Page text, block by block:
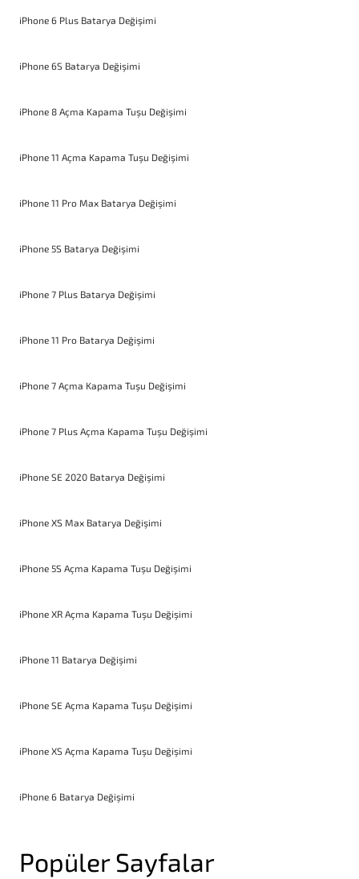
iPhone 6 Plus Batarya Değişimi
iPhone 6S Batarya Değişimi
iPhone 8 Açma Kapama Tuşu Değişimi
iPhone 11 Açma Kapama Tuşu Değişimi
iPhone 11 Pro Max Batarya Değişimi
iPhone 5S Batarya Değişimi
iPhone 7 Plus Batarya Değişimi
iPhone 11 Pro Batarya Değişimi
iPhone 7 Açma Kapama Tuşu Değişimi
iPhone 7 Plus Açma Kapama Tuşu Değişimi
iPhone SE 2020 Batarya Değişimi
iPhone XS Max Batarya Değişimi
iPhone 5S Açma Kapama Tuşu Değişimi
iPhone XR Açma Kapama Tuşu Değişimi
iPhone 11 Batarya Değişimi
iPhone SE Açma Kapama Tuşu Değişimi
iPhone XS Açma Kapama Tuşu Değişimi
iPhone 6 Batarya Değişimi
Popüler Sayfalar